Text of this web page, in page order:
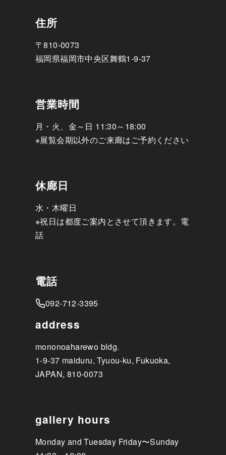
住所
〒810-0073
福岡県福岡市中央区舞鶴1-9-37
営業時間
月・火、金～日 11:30～18:00
※展覧会期以外のご来廊はご予約ください
休廊日
水・木曜日
※祝日は都度ご案内とさせて頂きます。電
話
電話
092-712-3395
address
mononoaharewo bldg.
1-9-37 maiduru, Tyuou-ku, Fukuoka,
JAPAN, 810-0073
gallery hours
Monday and Tuesday Friday〜Sunday